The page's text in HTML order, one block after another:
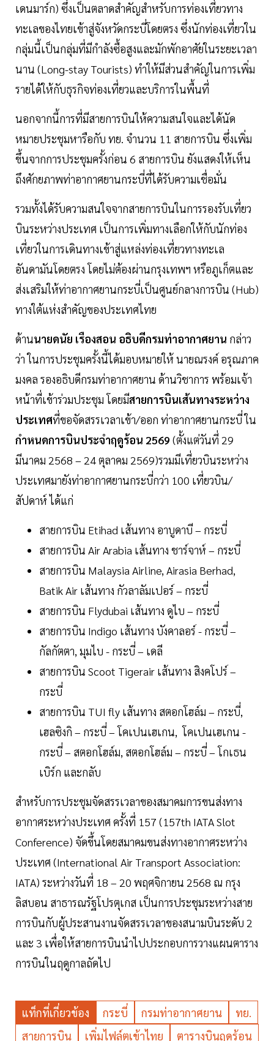
เดนมาร์ก) ซึ่งเป็นตลาดสำคัญสำหรับการท่องเที่ยวทาง
ทะเลของไทยเข้าสู่จังหวัดกระบี่โดยตรง ซึ่งนักท่องเที่ยวใน
กลุ่มนี้เป็นกลุ่มที่มีกำลังซื้อสูงและมักพักอาศัยในระยะเวลา
นาน (Long-stay Tourists) ทำให้มีส่วนสำคัญในการเพิ่ม
รายได้ให้กับธุรกิจท่องเที่ยวและบริการในพื้นที่
นอกจากนี้การที่มีสายการบินให้ความสนใจและได้นัด
หมายประชุมหารือกับ ทย. จำนวน 11 สายการบิน ซึ่งเพิ่ม
ขึ้นจากการประชุมครั้งก่อน 6 สายการบิน ยังแสดงให้เห็น
ถึงศักยภาพท่าอากาศยานกระบี่ที่ได้รับความเชื่อมั่น
รวมทั้งได้รับความสนใจจากสายการบินในการรองรับเที่ยว
บินระหว่างประเทศ เป็นการเพิ่มทางเลือกให้กับนักท่อง
เที่ยวในการเดินทางเข้าสู่แหล่งท่องเที่ยวทางทะเล
อันดามันโดยตรง โดยไม่ต้องผ่านกรุงเทพฯ หรือภูเก็ตและ
ส่งเสริมให้ท่าอากาศยานกระบี่เป็นศูนย์กลางการบิน (Hub)
ทางใต้แห่งสำคัญของประเทศไทย
ด้านนายดนัย เรืองสอน อธิบดีกรมท่าอากาศยาน กล่าว
ว่า ในการประชุมครั้งนี้ได้มอบหมายให้ นายณรงค์ อรุณภาค
มงคล รองอธิบดีกรมท่าอากาศยาน ด้านวิชาการ พร้อมเจ้า
หน้าที่เข้าร่วมประชุม โดยมีสายการบินเส้นทางระหว่าง
ประเทศที่ขอจัดสรรเวลาเข้า/ออก ท่าอากาศยานกระบี่ ใน
กำหนดการบินประจำฤดูร้อน 2569 (ตั้งแต่วันที่ 29
มีนาคม 2568 – 24 ตุลาคม 2569)รวมมีเที่ยวบินระหว่าง
ประเทศมายังท่าอากาศยานกระบี่กว่า 100 เที่ยวบิน/
สัปดาห์ ได้แก่
สายการบิน Etihad เส้นทาง อาบูดาบี – กระบี่
สายการบิน Air Arabia เส้นทาง ชาร์จาห์ – กระบี่
สายการบิน Malaysia Airline, Airasia Berhad,
Batik Air เส้นทาง กัวลาลัมเปอร์ – กระบี่
สายการบิน Flydubai เส้นทาง ดูไบ – กระบี่
สายการบิน Indigo เส้นทาง บังคาลอร์ - กระบี่ –
กัลกัตตา, มุมไบ - กระบี่ – เดลี
สายการบิน Scoot Tigerair เส้นทาง สิงคโปร์ –
กระบี่
สายการบิน TUI fly เส้นทาง สตอกโฮล์ม – กระบี่,
เฮลซิงกิ – กระบี่ – โคเปนเฮเกน, โคเปนเฮเกน -
กระบี่ – สตอกโฮล์ม, สตอกโฮล์ม – กระบี่ – โกเธน
เบิร์ก และกลับ
สำหรับการประชุมจัดสรรเวลาของสมาคมการขนส่งทาง
อากาศระหว่างประเทศ ครั้งที่ 157 (157th IATA Slot
Conference) จัดขึ้นโดยสมาคมขนส่งทางอากาศระหว่าง
ประเทศ (International Air Transport Association:
IATA) ระหว่างวันที่ 18 – 20 พฤศจิกายน 2568 ณ กรุง
ลิสบอน สาธารณรัฐโปรตุเกส เป็นการประชุมระหว่างสาย
การบินกับผู้ประสานงานจัดสรรเวลาของสนามบินระดับ 2
และ 3 เพื่อให้สายการบินนำไปประกอบการวางแผนตาราง
การบินในฤดูกาลถัดไป
แท็กที่เกี่ยวข้อง กระบี่ กรมท่าอากาศยาน
ทย.
สายการบิน
เพิ่มไฟล์ตเข้าไทย ตารางบินฤดูร้อน